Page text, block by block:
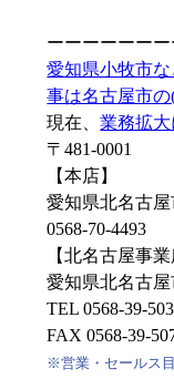
ーーーーーー
愛知県小牧市
事は名古屋市の
現在、業務拡大
〒481-0001
【本店】
愛知県北名古
0568-70-4493
【北名古屋事業
愛知県北名古
TEL 0568-39-
FAX 0568-39-
※営業・セールス